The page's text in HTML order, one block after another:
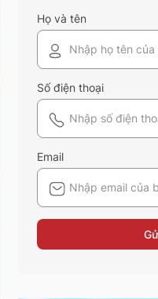
Họ và tên
Số điện thoại
Email